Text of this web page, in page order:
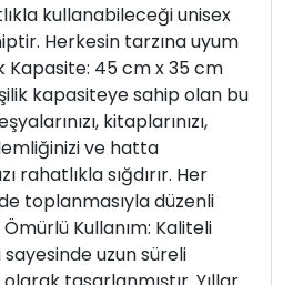
kullanabileceği unisex
Herkesin tarzına uyum
Kapasite: 45 cm x 35 cm
kapasiteye sahip olan bu
kitaplarınızı,
ve hatta
rahatlıkla sığdırır. Her
toplanmasıyla düzenli
Kullanım: Kaliteli
uzun süreli